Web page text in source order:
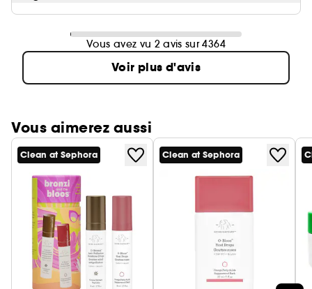
Vous avez vu 2 avis sur 4364
Voir plus d'avis
Vous aimerez aussi
Clean at Sephora Clean at Sephora